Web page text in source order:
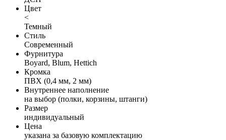
Цвет
<
Темный
Стиль
Современный
Фурнитура
Boyard, Blum, Hettich
Кромка
ПВХ (0,4 мм, 2 мм)
Внутреннее наполнение
на выбор (полки, корзины, штанги)
Размер
индивидуальный
Цена
указана за базовую комплектацию